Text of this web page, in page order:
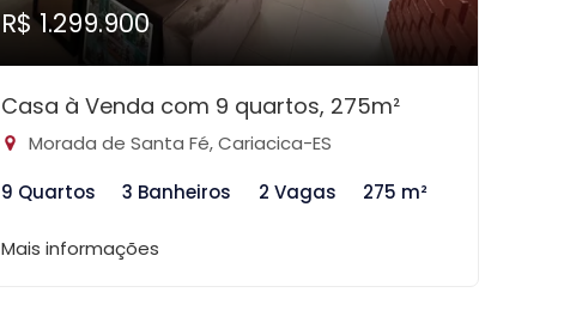
R$ 1.299.900
Casa à Venda com 9 quartos, 275m²
Morada de Santa Fé, Cariacica-ES
9 Quartos
3 Banheiros 2 Vagas 275 m²
Mais informações